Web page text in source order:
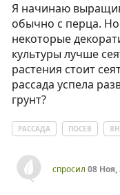
Я начинаю
обычно с перца.
некоторые
культуры лучше
растения стоит
рассада успела
грунт?
РАССАДА ПОСЕВ
спросил 08 Ноя,